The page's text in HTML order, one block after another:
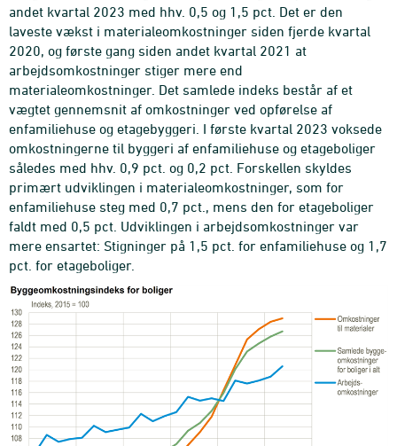
andet kvartal 2023 med hhv. 0,5 og 1,5 pct. Det er den
laveste vækst i materialeomkostninger siden fjerde kvartal
2020, og første gang siden andet kvartal 2021 at
arbejdsomkostninger stiger mere end
materialeomkostninger. Det samlede indeks består af et
vægtet gennemsnit af omkostninger ved opførelse af
enfamiliehuse og etagebyggeri. I første kvartal 2023 voksede
omkostningerne til byggeri af enfamiliehuse og etageboliger
således med hhv. 0,9 pct. og 0,2 pct. Forskellen skyldes
primært udviklingen i materialeomkostninger, som for
enfamiliehuse steg med 0,7 pct., mens den for etageboliger
faldt med 0,5 pct. Udviklingen i arbejdsomkostninger var
mere ensartet: Stigninger på 1,5 pct. for enfamiliehuse og 1,7
pct. for etageboliger.